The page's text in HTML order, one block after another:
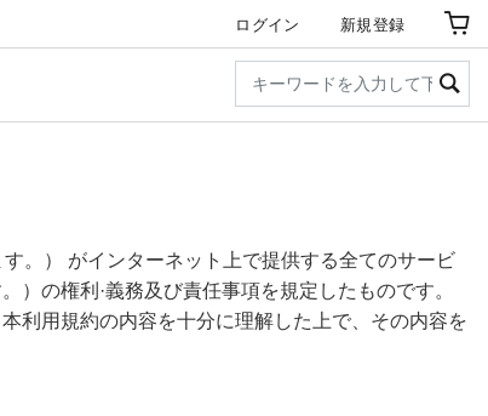
ログイン 新規登録
。） がインターネット上で提供する全てのサービ
の権利·義務及び責任事項を規定したものです。
利用規約の内容を十分に理解した上で、その内容を